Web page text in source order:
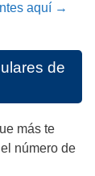
aquí →
de
más te
número de